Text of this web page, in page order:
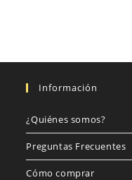
Información
¿Quiénes somos?
Preguntas Frecuentes
Cómo comprar